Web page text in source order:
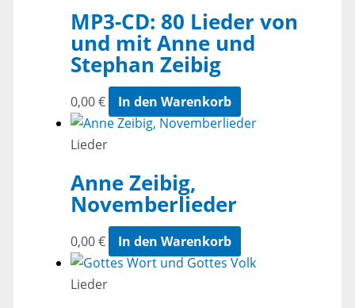
MP3-CD: 80 Lieder von
und mit Anne und
Stephan Zeibig
0,00€ In den Warenkorb
Lieder
Anne Zeibig,
Novemberlieder
0,00€ In den Warenkorb
Lieder